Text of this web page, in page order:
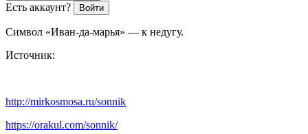
Есть аккаунт? Войти
Символ «Иван-да-марья» — к недугу.
Источник:
http://mirkosmosa.ru/sonnik
https://orakul.com/sonnik/